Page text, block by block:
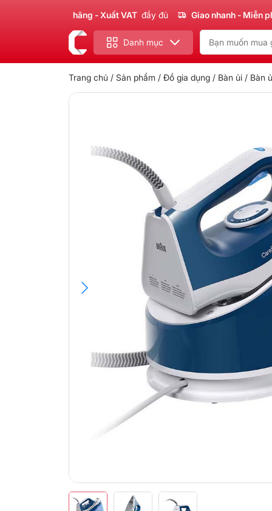
Chính hãng - Xuất VAT đầy đủ Giao nhanh - Miễn phí cho
Danh mục
Trang chủ / Sản phẩm / Đồ gia dụng/ Bàn ủi/ Bàn